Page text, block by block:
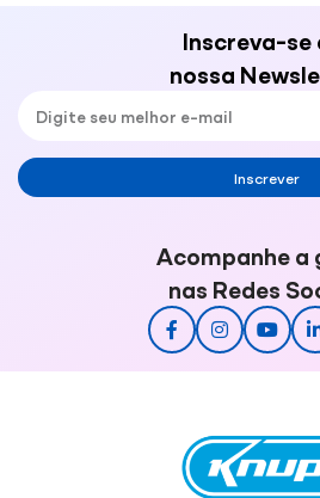
Inscreva-se
nossa
Inscrever
Acompanhe a
nas Redes